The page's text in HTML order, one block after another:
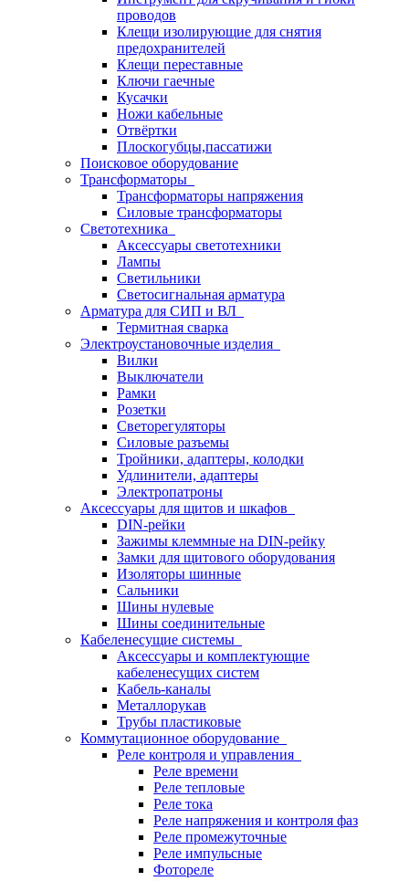
проводов
Клещи изолирующие для снятия
предохранителей
Клещи переставные
Ключи гаечные
Кусачки
Ножи кабельные
Отвёртки
Плоскогубцы,пассатижи
Поисковое оборудование
Трансформаторы
Трансформаторы напряжения
Силовые трансформаторы
Светотехника
Аксессуары светотехники
Лампы
Светильники
Светосигнальная арматура
Арматура для СИП и ВЛ
Термитная сварка
Электроустановочные изделия
Вилки
Выключатели
Рамки
Розетки
Светорегуляторы
Силовые разъемы
Тройники, адаптеры, колодки
Удлинители, адаптеры
Электропатроны
Аксессуары для щитов и шкафов
DIN-рейки
Зажимы клеммные на DIN-рейку
Замки для щитового оборудования
Изоляторы шинные
Сальники
Шины нулевые
Шины соединительные
Кабеленесущие системы
Аксессуары и комплектующие
кабеленесущих систем
Кабель-каналы
Металлорукав
Трубы пластиковые
Коммутационное оборудование
Реле контроля и управления
Реле времени
Реле тепловые
Реле тока
Реле напряжения и контроля фаз
Реле промежуточные
Реле импульсные
Фотореле